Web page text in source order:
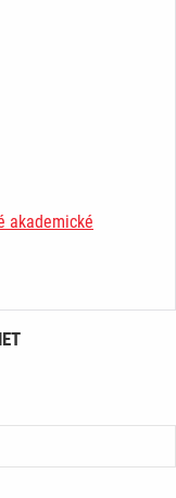
akademické